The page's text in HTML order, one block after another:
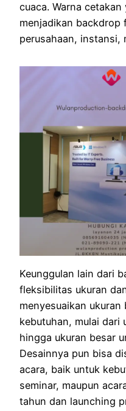
cuaca. Warna
menjadikan backdrop
perusahaan, instansi,
Keunggulan lain dari
fleksibilitas ukuran
menyesuaikan ukuran
kebutuhan, mulai dari
hingga ukuran besar
Desainnya pun bisa
acara, baik untuk
seminar, maupun
tahun dan launching